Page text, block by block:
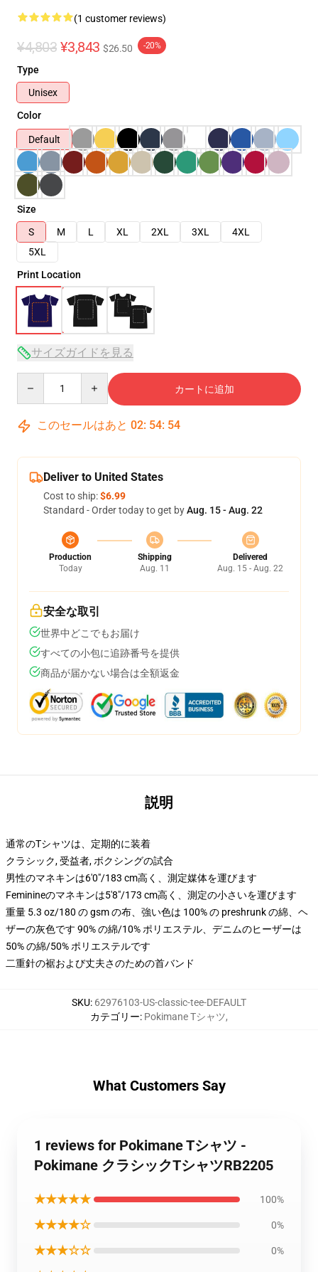
(1 customer reviews)
¥4,803 ¥3,843 $26.50 -20%
Type
Unisex
Color
Default
Size
S
M L XL 2XL 3XL
4XL
5XL
Print Location
サイズガイドを見る
カートに追加
このセールはあと 02: 54: 54
Deliver to United States
Cost to ship:$6.99
Standard - Order today to get byAug. 15 - Aug. 22
Production
Today
Shipping
Aug. 11
Delivered
Aug. 15 - Aug. 22
安全な取引
世界中どこでもお届け
すべての小包に追跡番号を提供
商品が届かない場合は全額返金
説明
通常のTシャツは、定期的に装着
クラシック, 受益者, ボクシングの試合
男性のマネキンは6'0"/183 cm高く、測定媒体を運びます
Feminineのマネキンは5'8"/173 cm高く、測定の小さいを運びます
重量 5.3 oz/180 の gsm の布、強い色は 100% の preshrunk の綿、ヘ
ザーの灰色です 90% の綿/10% ポリエステル、デニムのヒーザーは
50% の綿/50% ポリエステルです
二重針の裾および丈夫さのための首バンド
SKU: 62976103-US-classic-tee-DEFAULT
カテゴリー: Pokimane Tシャツ,
What Customers Say
1 reviews for Pokimane Tシャツ -
Pokimane クラシックTシャツRB2205
★★★★★ 100%
★★★★☆ 0%
★★★☆☆ 0%